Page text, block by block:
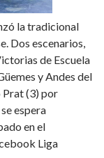
la tradicional
Dos escenarios,
de Escuela
y Andes del
Prat (3) por
espera
en el
Liga